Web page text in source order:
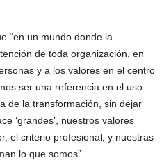
“en un mundo donde la
de toda organización, en
y a los valores en el centro
ser una referencia en el uso
de la transformación, sin dejar
‘grandes’, nuestros valores
el criterio profesional; y nuestras
lo que somos”.